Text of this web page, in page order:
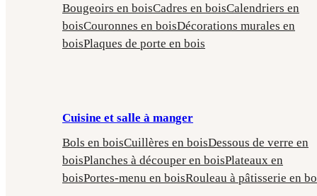
Bougeoirs en boisCadres en boisCalendriers en
boisCouronnes en boisDécorations murales en
boisPlaques de porte en bois
Cuisine et salle à manger
Bols en boisCuillères en boisDessous de verre en
boisPlanches à découper en boisPlateaux en
boisPortes-menu en boisRouleau à pâtisserie en